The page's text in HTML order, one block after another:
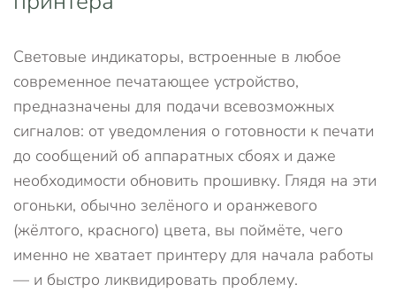
Световые индикаторы, встроенные в любое
современное печатающее устройство,
предназначены для подачи всевозможных
сигналов: от уведомления о готовности к печати
до сообщений об аппаратных сбоях и даже
необходимости обновить прошивку. Глядя на эти
огоньки, обычно зелёного и оранжевого
(жёлтого, красного) цвета, вы поймёте, чего
именно не хватает принтеру для начала работы
— и быстро ликвидировать проблему.